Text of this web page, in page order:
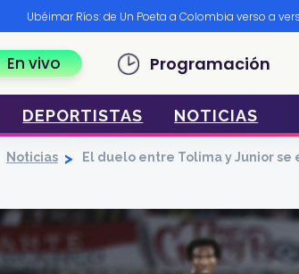
Ubéimar Ríos: de Un Poeta a Colombia verso a
En vivo Navegación principalProgramación
DEPORTISTAS NOTICIAS
Noticias El duelo entre Tolima y Junior